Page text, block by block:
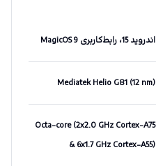
اندروید 15، رابط‌کاربری MagicOS 9
Mediatek Helio G81 (12 nm)
Octa-core (2x2.0 GHz Cortex-A75
& 6x1.7 GHz Cortex-A55)